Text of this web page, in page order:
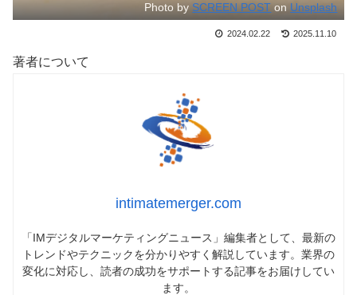
Photo bySCREEN POST on Unsplash
2024.02.22 2025.11.10
著者について
intimatemerger.com
「IMデジタルマーケティングニュース」編集者として、最新の
トレンドやテクニックを分かりやすく解説しています。業界の
変化に対応し、読者の成功をサポートする記事をお届けしてい
ます。